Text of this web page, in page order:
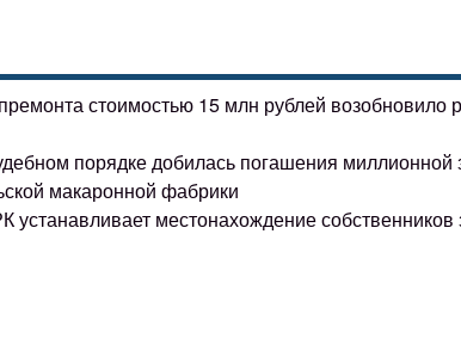
стоимостью 15 млн рублей возобновило
порядке добилась погашения миллионной
макаронной фабрики
местонахождение собственников